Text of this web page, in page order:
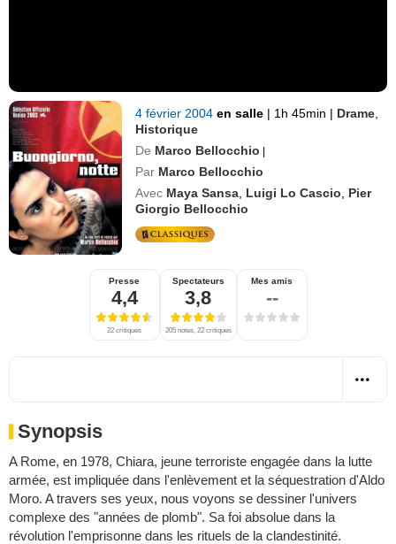
4 février 2004en salle | 1h 45min | Drame
Historique
De Marco Bellocchio |
Par Marco Bellocchio
Avec Maya Sansa Luigi Lo Cascio
Pier
Giorgio Bellocchio
Presse
4,4
22 critiques
Spectateurs
3,8
205 notes, 22 critiques
Mes amis
--
Synopsis
A Rome, en 1978, Chiara, jeune terroriste engagée dans la lutte
armée, est impliquée dans l'enlèvement et la séquestration d'Aldo
Moro. A travers ses yeux, nous voyons se dessiner l'univers
complexe des "années de plomb". Sa foi absolue dans la
révolution l'emprisonne dans les rituels de la clandestinité.